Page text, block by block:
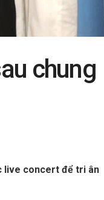
chung
live concert để tri ân